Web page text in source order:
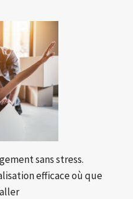
sans stress.
efficace où que